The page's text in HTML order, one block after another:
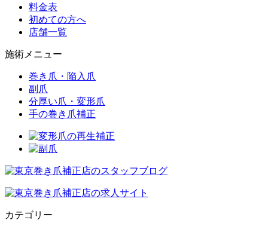
料金表
初めての方へ
店舗一覧
施術メニュー
巻き爪・陥入爪
副爪
分厚い爪・変形爪
手の巻き爪補正
カテゴリー